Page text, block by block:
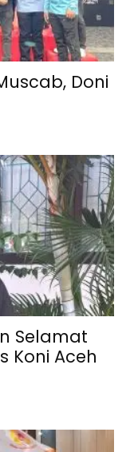
Doni
Selamat
Koni Aceh